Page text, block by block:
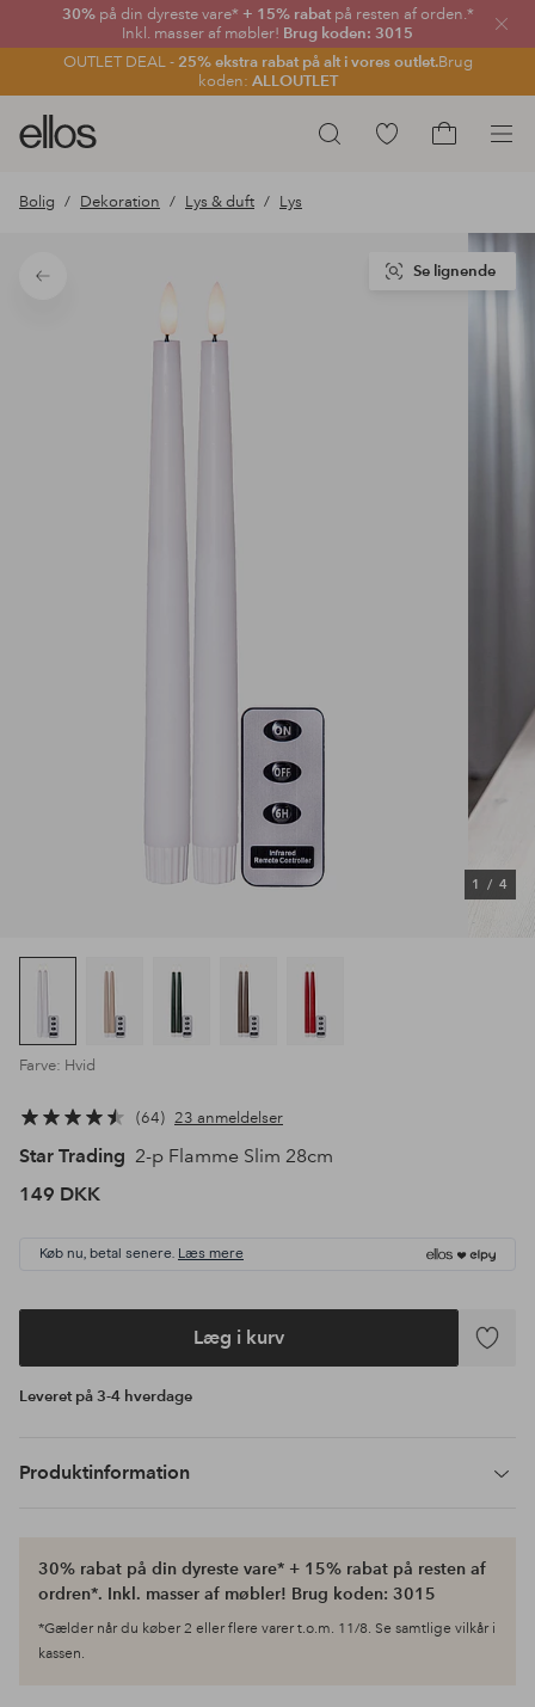
30% på din dyreste vare* + 15% rabatpå resten af orden.*
Inkl. masser af møbler! Brug koden: 3015
OUTLET DEAL - 25% ekstra rabat på alt i vores outlet.Brug
koden: ALLOUTLET
Luk
Søg
Ellos
logo
gå
forsiden
Gå
Bolig Dekoration Lys & duft Lys
Tilbage
1 / 4
Se lignende
Farve: Hvid
64 23 anmeldelser
Star Trading 2-p Flamme Slim 28cm
149 DKK
Køb nu, betal senere. Læs mere
Læg i kurv
Tilføj
Leveret på 3-4 hverdage
Produktinformation
30% rabat på din dyreste vare* + 15% rabat på resten af
ordren*. Inkl. masser af møbler! Brug koden: 3015
*Gælder når du køber 2 eller flere varer t.o.m. 11/8. Se samtlige vilkår i
kassen.